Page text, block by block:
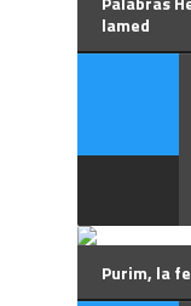
lamed
Purim, la